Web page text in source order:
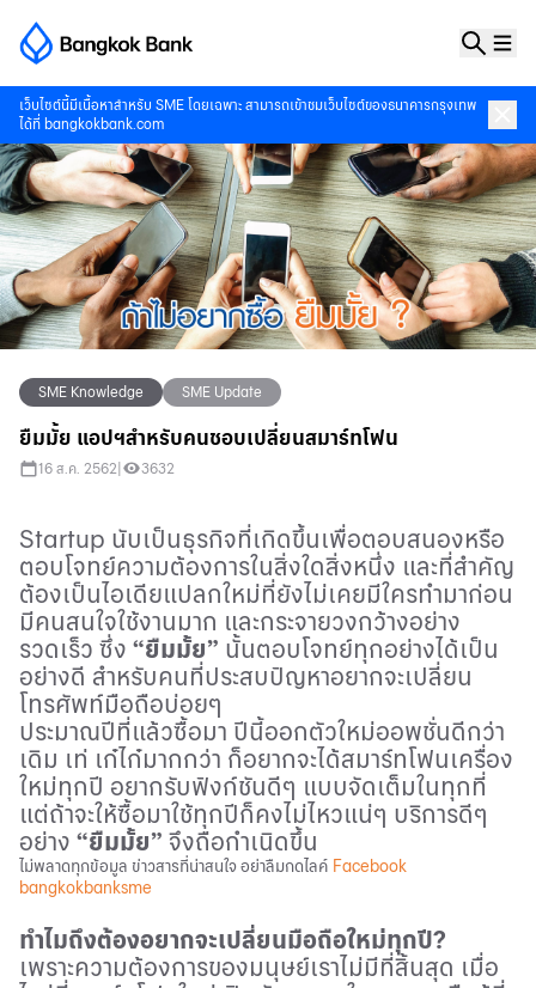
เว็บไซต์นี้มีเนื้อหาสำหรับ SME โดยเฉพาะ สามารถเข้าชมเว็บไซต์ของธนาคารกรุงเทพ
ได้ที่ bangkokbank.com
SME Knowledge SME Update
ยืมมั้ย แอปฯสำหรับคนชอบเปลี่ยนสมาร์ทโฟน
16 ส.ค. 2562 3632
Startup นับเป็นธุรกิจที่เกิดขึ้นเพื่อตอบสนองหรือ
ตอบโจทย์ความต้องการในสิ่งใดสิ่งหนึ่ง และที่สำคัญ
ต้องเป็นไอเดียแปลกใหม่ที่ยังไม่เคยมีใครทำมาก่อน
มีคนสนใจใช้งานมาก และกระจายวงกว้างอย่าง
รวดเร็ว ซึ่ง “ยืมมั้ย” นั้นตอบโจทย์ทุกอย่างได้เป็น
อย่างดี สำหรับคนที่ประสบปัญหาอยากจะเปลี่ยน
โทรศัพท์มือถือบ่อยๆ
ประมาณปีที่แล้วซื้อมา ปีนี้ออกตัวใหม่ออพชั่นดีกว่า
เดิม เท่ เก๋ไก๋มากกว่า ก็อยากจะได้สมาร์ทโฟนเครื่อง
ใหม่ทุกปี อยากรับฟังก์ชันดีๆ แบบจัดเต็มในทุกที่
แต่ถ้าจะให้ซื้อมาใช้ทุกปีก็คงไม่ไหวแน่ๆ บริการดีๆ
อย่าง “ยืมมั้ย” จึงถือกำเนิดขึ้น
ไม่พลาดทุกข้อมูล ข่าวสารที่น่าสนใจ อย่าลืมกดไลค์ Facebook
bangkokbanksme
ทำไมถึงต้องอยากจะเปลี่ยนมือถือใหม่ทุกปี?
เพราะความต้องการของมนุษย์เราไม่มีที่สิ้นสุด เมื่อ